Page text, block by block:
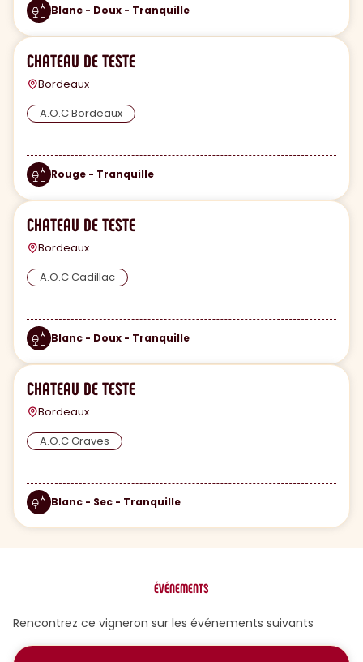
Blanc - Doux - Tranquille
CHATEAU DE TESTE
Bordeaux
A.O.C Bordeaux
Rouge - Tranquille
CHATEAU DE TESTE
Bordeaux
A.O.C Cadillac
Blanc - Doux - Tranquille
CHATEAU DE TESTE
Bordeaux
A.O.C Graves
Blanc - Sec - Tranquille
ÉVÉNEMENTS
Rencontrez ce vigneron sur les événements suivants